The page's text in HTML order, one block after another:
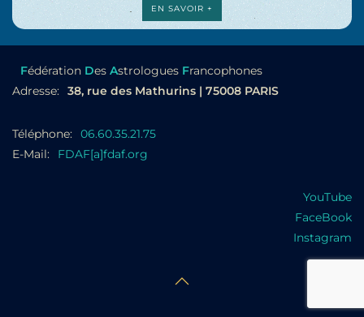
EN SAVOIR +
Fédération Des Astrologues Francophones
Adresse:
38, rue des Mathurins | 75008 PARIS
Téléphone:
06.60.35.21.75
E-Mail:
FDAF[a]fdaf.org
YouTube
FaceBook
Instagram